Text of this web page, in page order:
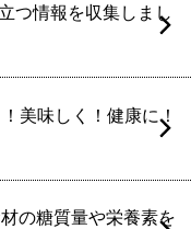
つ情報を収集しまし
美味しく！健康に！
の糖質量や栄養素を